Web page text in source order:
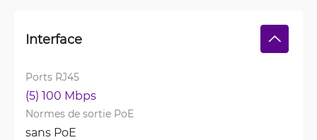
Interface
Ports RJ45
(5) 100 Mbps
Normes de sortie PoE
sans PoE